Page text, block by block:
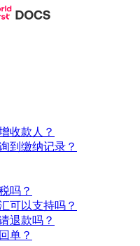
收款人？
到缴纳记录？
吗？
可以支持吗？
退款吗？
单？